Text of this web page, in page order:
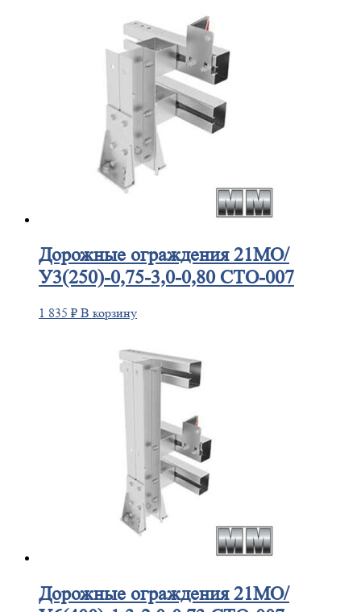
Дорожные ограждения 21МО/
У3(250)-0,75-3,0-0,80 СТО-007
1 835 ₽ В корзину
Дорожные ограждения 21МО/